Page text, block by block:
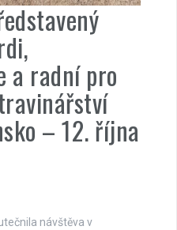
a radní pro
– 12. října
návštěva v